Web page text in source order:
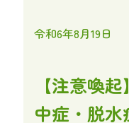
令和6年8月19日
【注意喚
中症・脱